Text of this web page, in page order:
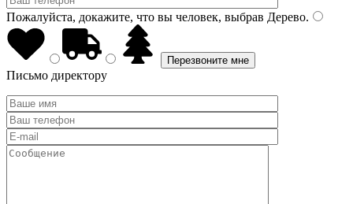
Пожалуйста, докажите, что вы человек, выбрав Дерево.
Письмо директору